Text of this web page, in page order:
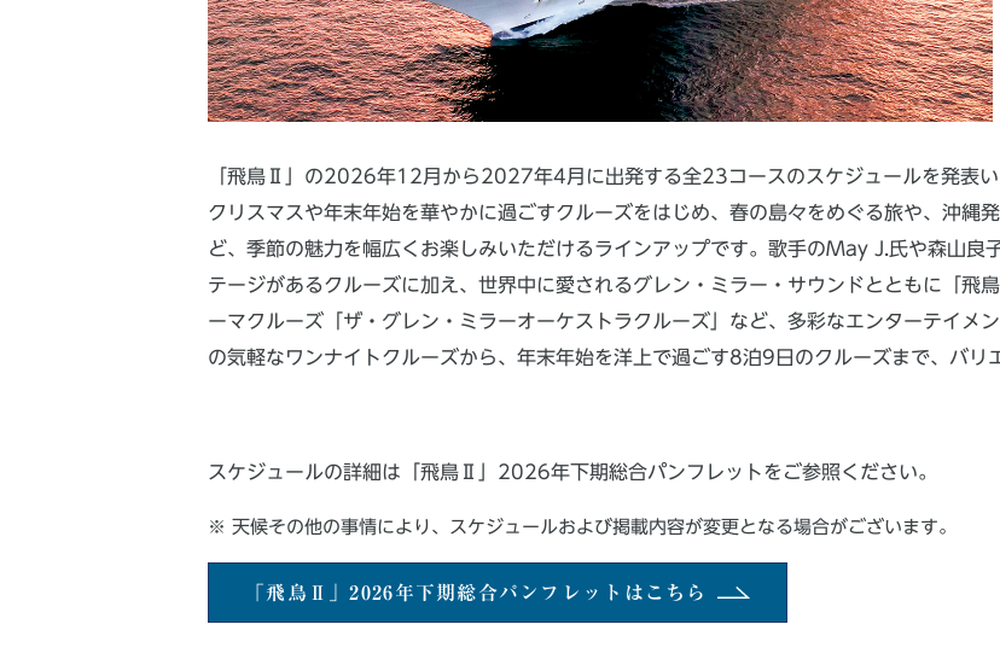
「飛鳥Ⅱ」の2026年12月から2027年4月に出発する全23コースのスケジュールを発表い
クリスマスや年末年始を華やかに過ごすクルーズをはじめ、春の島々をめぐる旅や、沖縄
ど、季節の魅力を幅広くお楽しみいただけるラインアップです。歌手のMay J.氏や森山良
テージがあるクルーズに加え、世界中に愛されるグレン・ミラー・サウンドとともに「飛
ーマクルーズ「ザ・グレン・ミラーオーケストラクルーズ」など、多彩なエンターテイメ
の気軽なワンナイトクルーズから、年末年始を洋上で過ごす8泊9日のクルーズまで、バリ
スケジュールの詳細は「飛鳥Ⅱ」2026年下期総合パンフレットをご参照ください。
天候その他の事情により、スケジュールおよび掲載内容が変更となる場合がございます。
「飛鳥Ⅱ」2026年下期総合パンフレットは こちら